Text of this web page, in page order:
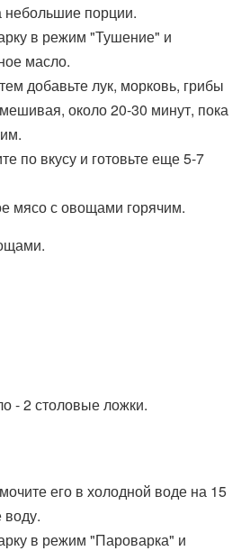
небольшие порции.
в режим "Тушение" и
масло.
добавьте лук, морковь, грибы
около 20-30 минут, пока
по вкусу и готовьте еще 5-7
мясо с овощами горячим.
- 2 столовые ложки.
его в холодной воде на 15
воду.
в режим "Пароварка" и